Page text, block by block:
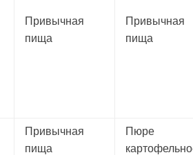
Привычная
пища
Привычная
пища
Привычная
пища
Пюре